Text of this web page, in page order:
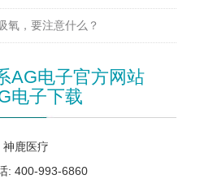
氧，要注意什么？
AG电子官方网站
电子下载
鹿医疗
: 400-993-6860